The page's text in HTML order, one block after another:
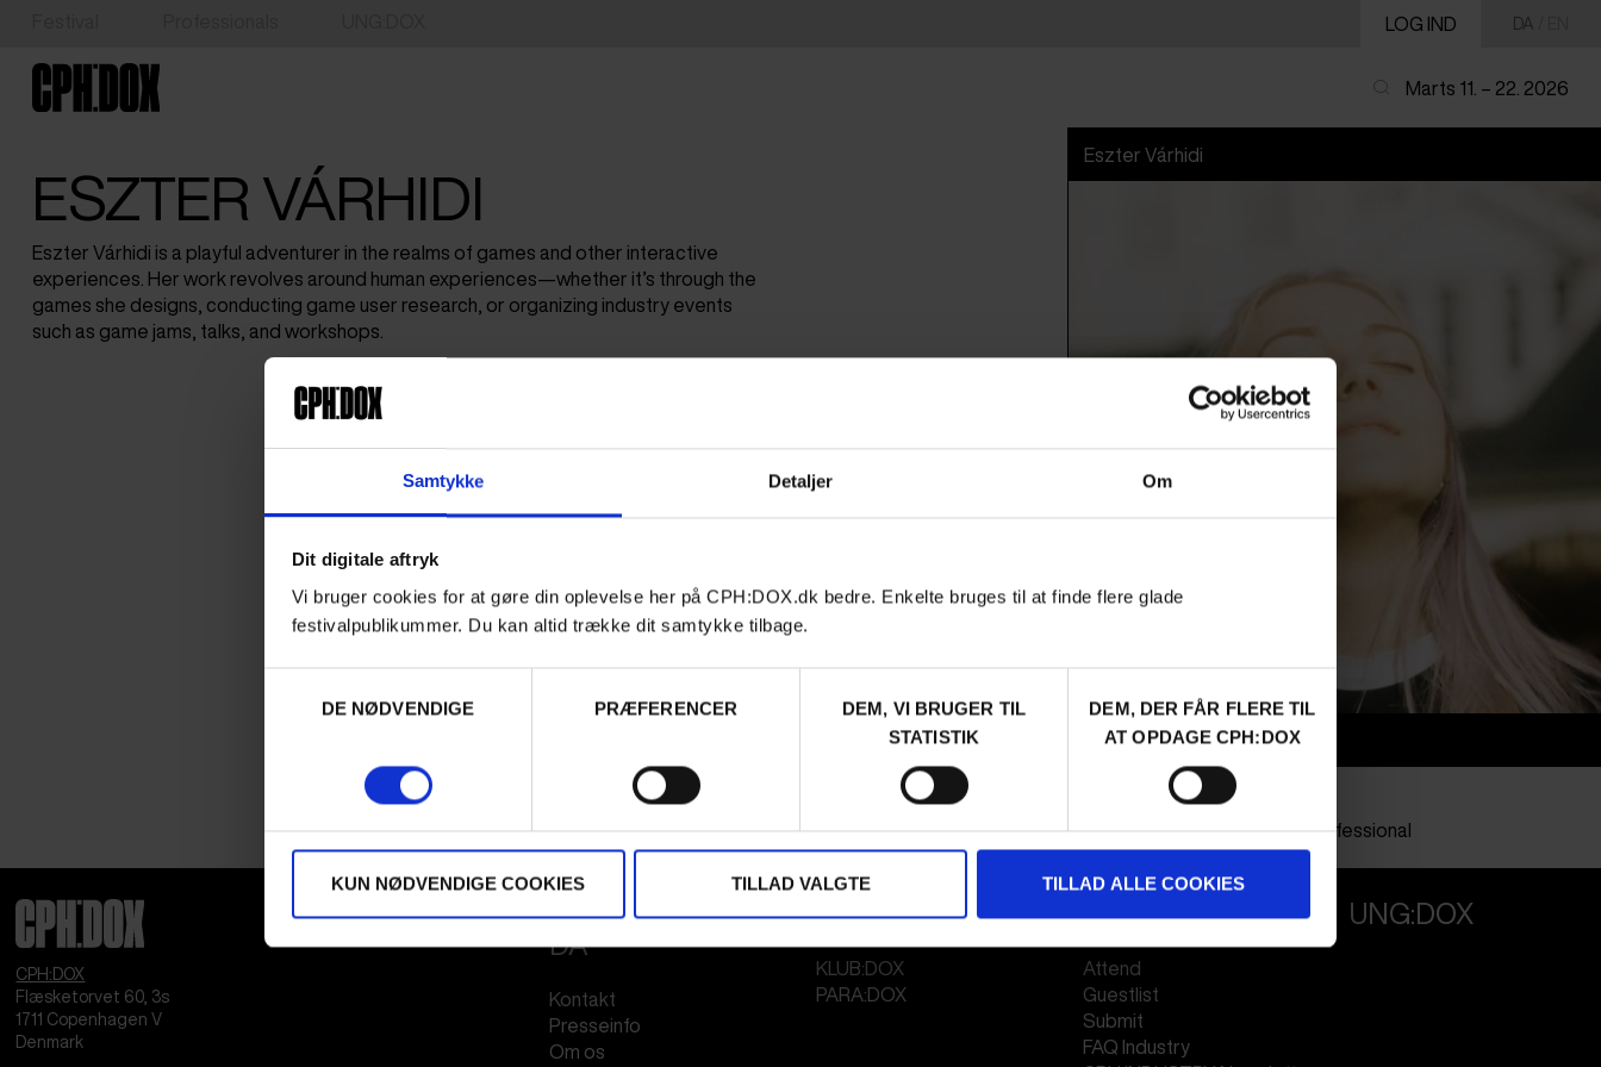
Samtykke Detaljer Om
Dit digitale aftryk
Vi bruger cookies for at gøre din oplevelse her på CPH:DOX.dk bedre. Enkelte bruges til at finde flere glade
festivalpublikummer. Du kan altid trække dit samtykke tilbage.
DE NØDVENDIGE
PRÆFERENCER
DEM, VI BRUGER TIL
STATISTIK
DEM, DER FÅR FLERE TIL
AT OPDAGE CPH:DOX
KUN NØDVENDIGE COOKIES TILLAD VALGTE TILLAD ALLE COOKIES
LOG IND DA
Marts 11. – 22. 2026
ESZTER VÁRHIDI
Eszter Várhidi is a playful adventurer in the realms of games and other interactive
experiences. Her work revolves around human experiences—whether it’s through the
games she designs, conducting game user research, or organizing industry events
such as game jams, talks, and workshops.
Eszter Várhidi
Info
Nationalitet
Profession
Other Professional
CPH:DOX
Flæsketorvet 60, 3s
1711 Copenhagen V
Denmark
FESTIVAL 2026
DA
Kontakt
Presseinfo
Om os
STREAMING
KLUB:DOX
PARA:DOX
PROFESSIONALS
Attend
Guestlist
Submit
FAQ Industry
UNG:DOX